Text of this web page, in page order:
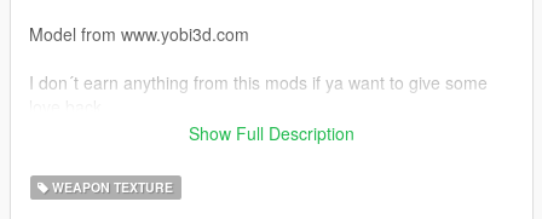
Model from www.yobi3d.com
I don´t earn anything from this mods if ya want to give some
click on the youtube link and support my aunt :D
password emiskuche
Show Full Description
WEAPON TEXTURE